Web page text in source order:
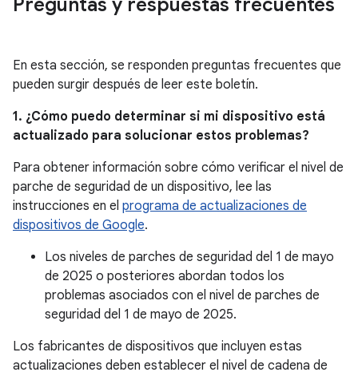
Preguntas y respuestas frecuentes
En esta sección, se responden preguntas frecuentes que
pueden surgir después de leer este boletín.
1. ¿Cómo puedo determinar si mi dispositivo está
actualizado para solucionar estos problemas?
Para obtener información sobre cómo verificar el nivel de
parche de seguridad de un dispositivo, lee las
instrucciones en el programa de actualizaciones de
dispositivos de Google.
Los niveles de parches de seguridad del 1 de mayo
de 2025 o posteriores abordan todos los
problemas asociados con el nivel de parches de
seguridad del 1 de mayo de 2025.
Los fabricantes de dispositivos que incluyen estas
actualizaciones deben establecer el nivel de cadena de